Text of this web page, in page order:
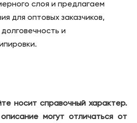
слоя и предлагаем
для оптовых заказчиков,
и
носит справочный характер.
могут отличаться от